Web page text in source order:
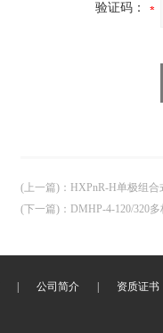
验证码：
(上一篇) ： HXPnR-H单极组
(下一篇) ： DMHP-4-120/320
公司简介 资质证书